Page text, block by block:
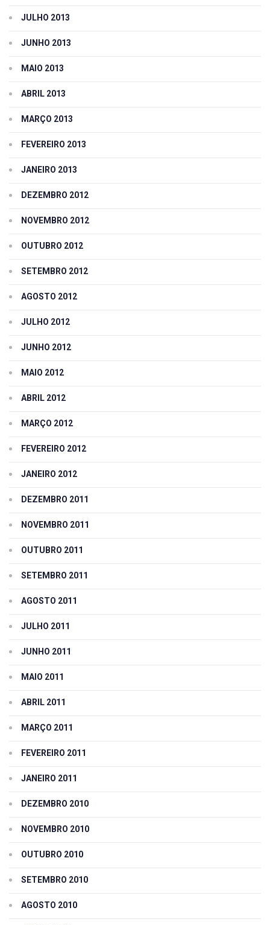
JULHO 2013
JUNHO 2013
MAIO 2013
ABRIL 2013
MARÇO 2013
FEVEREIRO 2013
JANEIRO 2013
DEZEMBRO 2012
NOVEMBRO 2012
OUTUBRO 2012
SETEMBRO 2012
AGOSTO 2012
JULHO 2012
JUNHO 2012
MAIO 2012
ABRIL 2012
MARÇO 2012
FEVEREIRO 2012
JANEIRO 2012
DEZEMBRO 2011
NOVEMBRO 2011
OUTUBRO 2011
SETEMBRO 2011
AGOSTO 2011
JULHO 2011
JUNHO 2011
MAIO 2011
ABRIL 2011
MARÇO 2011
FEVEREIRO 2011
JANEIRO 2011
DEZEMBRO 2010
NOVEMBRO 2010
OUTUBRO 2010
SETEMBRO 2010
AGOSTO 2010